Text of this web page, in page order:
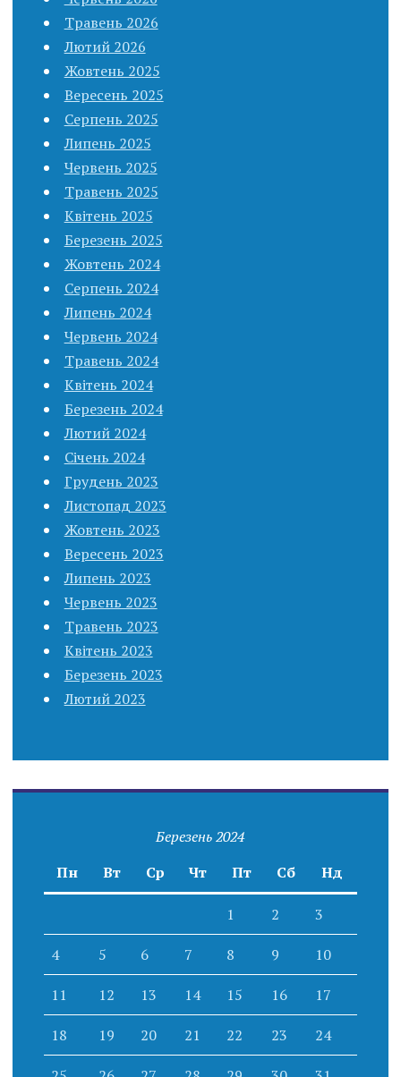
Травень 2026
Лютий 2026
Жовтень 2025
Вересень 2025
Серпень 2025
Липень 2025
Червень 2025
Травень 2025
Квітень 2025
Березень 2025
Жовтень 2024
Серпень 2024
Липень 2024
Червень 2024
Травень 2024
Квітень 2024
Березень 2024
Лютий 2024
Січень 2024
Грудень 2023
Листопад 2023
Жовтень 2023
Вересень 2023
Липень 2023
Червень 2023
Травень 2023
Квітень 2023
Березень 2023
Лютий 2023
Березень 2024
Пн
Вт Ср Чт Пт Сб Нд
1 2 3
4 5 6 7 8 9 10
11 12 13 14 15 16 17
18 19 20 21 22 23 24